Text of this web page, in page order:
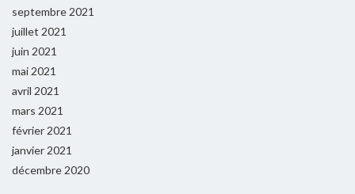
septembre 2021
juillet 2021
juin 2021
mai 2021
avril 2021
mars 2021
février 2021
janvier 2021
décembre 2020